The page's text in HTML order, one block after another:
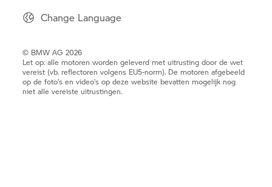
Change Language
© BMW AG 2026
Let op: alle motoren worden geleverd met uitrusting door de wet
vereist (vb. reflectoren volgens EU5-norm). De motoren afgebeeld
op de foto’s en video’s op deze website bevatten mogelijk nog
niet alle vereiste uitrustingen.